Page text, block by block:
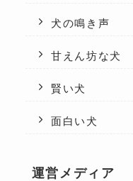
犬の鳴き声
甘えん坊な犬
賢い犬
面白い犬
運営メディア